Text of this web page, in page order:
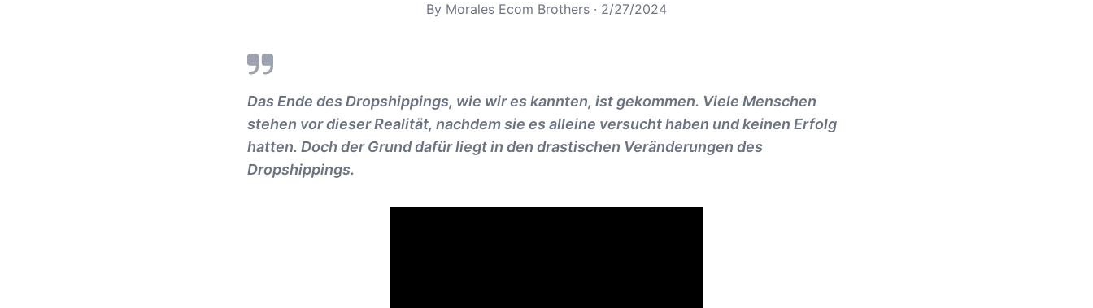
By Morales Ecom Brothers · 2/27/2024
Das Ende des Dropshippings, wie wir es kannten, ist gekommen. Viele Menschen
stehen vor dieser Realität, nachdem sie es alleine versucht haben und keinen Erfolg
hatten. Doch der Grund dafür liegt in den drastischen Veränderungen des
Dropshippings.